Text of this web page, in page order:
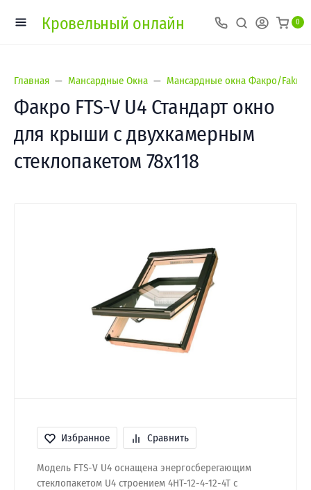
Кровельный онлайн 0
Главная Мансардные Окна Мансардные окна Факро/Fakro
Факро FTS-V U4 Стандарт окно
для крыши с двухкамерным
стеклопакетом 78х118
Избранное Сравнить
Модель FTS-V U4 оснащена энергосберегающим
стеклопакетом U4 строением 4HT-12-4-12-4T с